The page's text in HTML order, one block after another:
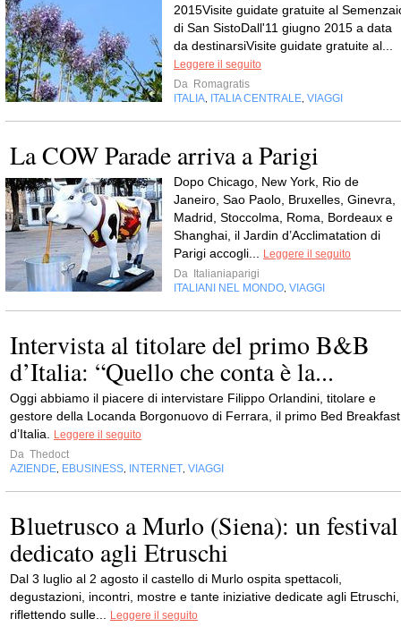
2015Visite guidate gratuite al
di San SistoDall'11 giugno 2015 a data
da destinarsiVisite guidate gratuite al...
Leggere il seguito
Da Romagratis
ITALIA ITALIA CENTRALE VIAGGI
La COW Parade arriva a Parigi
Dopo Chicago, New York, Rio de
Janeiro, Sao Paolo, Bruxelles, Ginevra,
Madrid, Stoccolma, Roma, Bordeaux e
Shanghai, il Jardin d’Acclimatation di
Parigi accogli...
Leggere il seguito
Da Italianiaparigi
ITALIANI NEL MONDO VIAGGI
Intervista al titolare del primo B&B
d’Italia: “Quello che conta è la...
Oggi abbiamo il piacere di intervistare Filippo Orlandini, titolare e
gestore della Locanda Borgonuovo di Ferrara, il primo Bed Breakfast
d’Italia.
Leggere il seguito
Da Thedoct
AZIENDE EBUSINESS INTERNET VIAGGI
Bluetrusco a Murlo (Siena): un festival
dedicato agli Etruschi
Dal 3 luglio al 2 agosto il castello di Murlo ospita spettacoli,
degustazioni, incontri, mostre e tante iniziative dedicate agli Etruschi,
riflettendo sulle...
Leggere il seguito